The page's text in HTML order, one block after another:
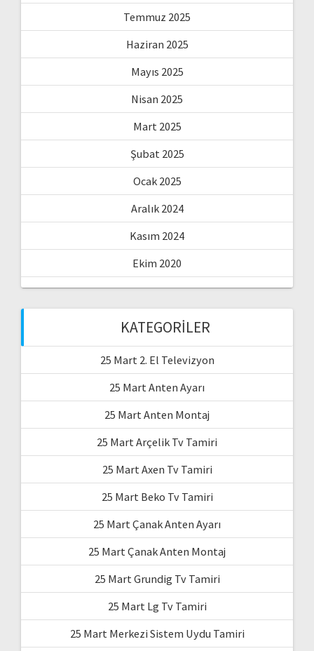
Temmuz 2025
Haziran 2025
Mayıs 2025
Nisan 2025
Mart 2025
Şubat 2025
Ocak 2025
Aralık 2024
Kasım 2024
Ekim 2020
KATEGORILER
25 Mart 2. El Televizyon
25 Mart Anten Ayarı
25 Mart Anten Montaj
25 Mart Arçelik Tv Tamiri
25 Mart Axen Tv Tamiri
25 Mart Beko Tv Tamiri
25 Mart Çanak Anten Ayarı
25 Mart Çanak Anten Montaj
25 Mart Grundig Tv Tamiri
25 Mart Lg Tv Tamiri
25 Mart Merkezi Sistem Uydu Tamiri